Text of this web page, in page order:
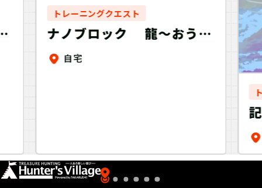
トレーニングクエスト
ナノブロック 龍～おうち
でトレーニング＋～
自宅